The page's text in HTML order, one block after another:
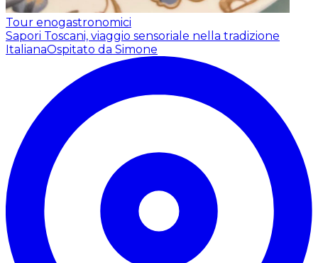
Tour enogastronomici
Sapori Toscani, viaggio sensoriale nella tradizione
ItalianaOspitato da Simone